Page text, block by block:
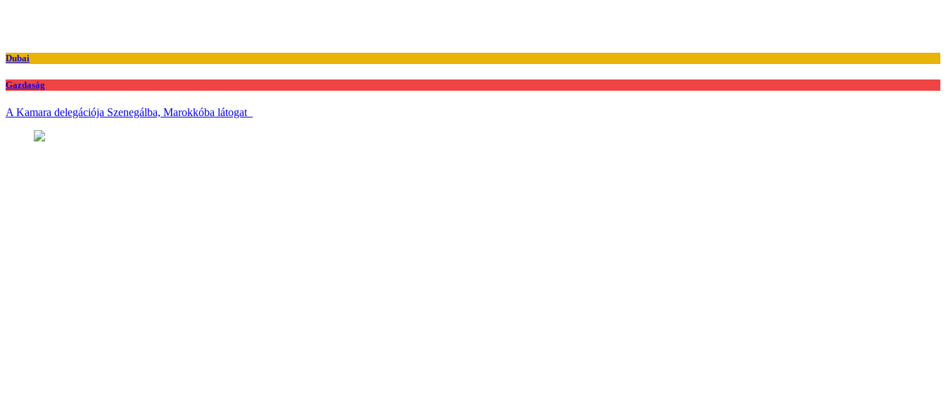
Dubai
Gazdaság
A Kamara delegációja Szenegálba, Marokkóba látogat